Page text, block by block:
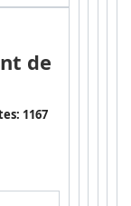
de
1167